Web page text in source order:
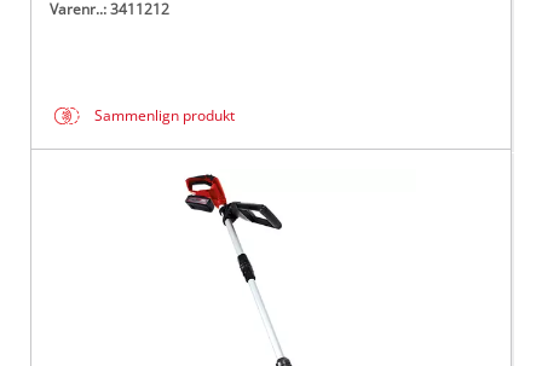
Varenr..: 3411212
Sammenlign produkt